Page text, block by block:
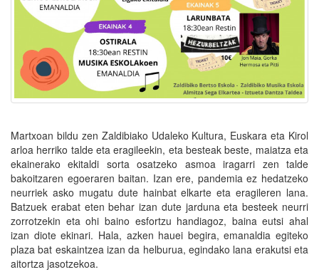
Martxoan bildu zen Zaldibiako Udaleko Kultura, Euskara eta Kirol
arloa herriko talde eta eragileekin, eta besteak beste, maiatza eta
ekainerako ekitaldi sorta osatzeko asmoa iragarri zen talde
bakoitzaren egoeraren baitan. Izan ere, pandemia ez hedatzeko
neurriek asko mugatu dute hainbat elkarte eta eragileren lana.
Batzuek erabat eten behar izan dute jarduna eta besteek neurri
zorrotzekin eta ohi baino esfortzu handiagoz, baina eutsi ahal
izan diote ekinari. Hala, azken hauei begira, emanaldia egiteko
plaza bat eskaintzea izan da helburua, egindako lana erakutsi eta
aitortza jasotzekoa.